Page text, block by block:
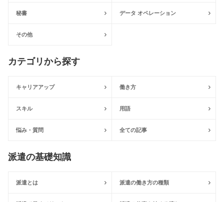
秘書 データ オペレーション
その他
カテゴリから探す
キャリアアップ 働き方
スキル 用語
悩み・質問 全ての記事
派遣の基礎知識
派遣とは 派遣の働き方の種類